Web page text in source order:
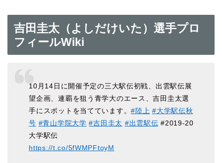
吉田圭太（よしだけいた）選手プロ
フィールWiki
10月14日に開催予定の三大駅伝初戦、出雲駅伝展
望企画、連覇を狙う青学大のエース、吉田圭太選
手にスポットを当てています。#陸上 #大学駅伝秋
号 #青山学院大学 #吉田圭太 #出雲駅伝 #2019-20
大学駅伝
https://t.co/5fWMPFtoyM